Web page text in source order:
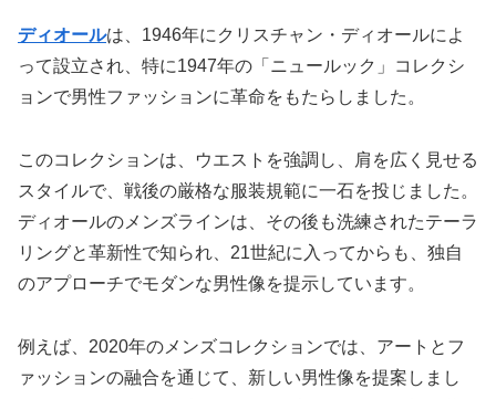
ディオールは、1946年にクリスチャン・ディオールによ
って設立され、特に1947年の「ニュールック」コレクシ
ョンで男性ファッションに革命をもたらしました。
このコレクションは、ウエストを強調し、肩を広く見せる
スタイルで、戦後の厳格な服装規範に一石を投じました。
ディオールのメンズラインは、その後も洗練されたテーラ
リングと革新性で知られ、21世紀に入ってからも、独自
のアプローチでモダンな男性像を提示しています。
例えば、2020年のメンズコレクションでは、アートとフ
ァッションの融合を通じて、新しい男性像を提案しまし